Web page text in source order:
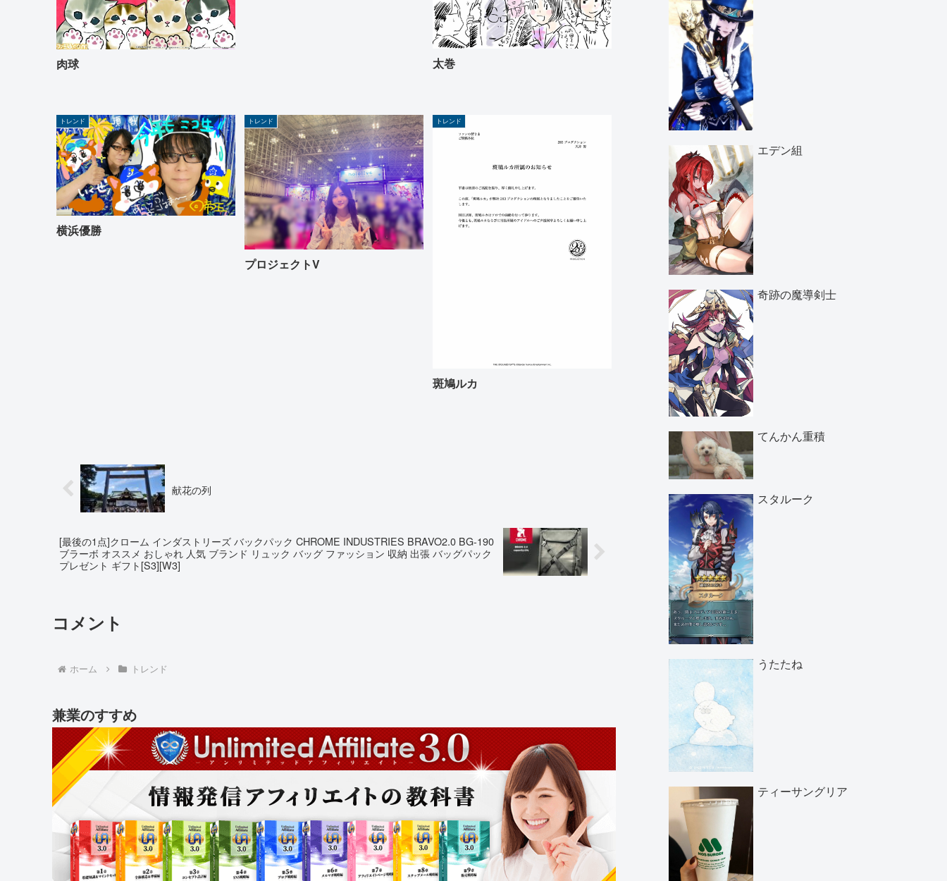
肉球 太巻
トレンド
横浜優勝
トレンド
プロジェクトV
トレンド
斑鳩ルカ
献花の列
[最後の1点]クローム インダストリーズ バックパック CHROME INDUSTRIES BRAVO2.0 BG-190
ブラーボ オススメ おしゃれ 人気 ブランド リュック バッグ ファッション 収納 出張 バッグパック
プレゼント ギフト[S3][W3]
コメント
ホーム トレンド
兼業のすすめ
エデン組
奇跡の魔導剣士
てんかん重積
スタルーク
うたたね
ティーサングリア